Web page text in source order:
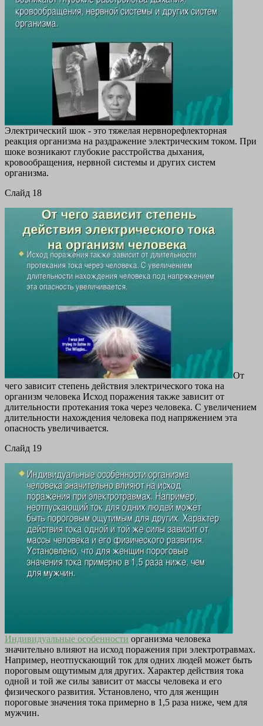
Электрический шок - это тяжелая нервнорефлекторная
реакция организма на раздражение электрическим током. При
шоке возникают глубокие расстройства дыхания,
кровообращения, нервной системы и других систем
организма.
Cлайд 18
От
чего зависит степень действия электрического тока на
организм человека Исход поражения также зависит от
длительности протекания тока через человека. С увеличением
длительности нахождения человека под напряжением эта
опасность увеличивается.
Cлайд 19
Индивидуальные особенности организма человека
значительно влияют на исход поражения при электротравмах.
Например, неотпускающий ток для одних людей может быть
пороговым ощутимым для других. Характер действия тока
одной и той же силы зависит от массы человека и его
физического развития. Установлено, что для женщин
пороговые значения тока примерно в 1,5 раза ниже, чем для
мужчин.